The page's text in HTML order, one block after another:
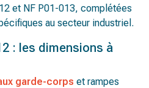
et NF P01-013, complétées
au secteur industriel.
: les dimensions à
garde-corps et rampes